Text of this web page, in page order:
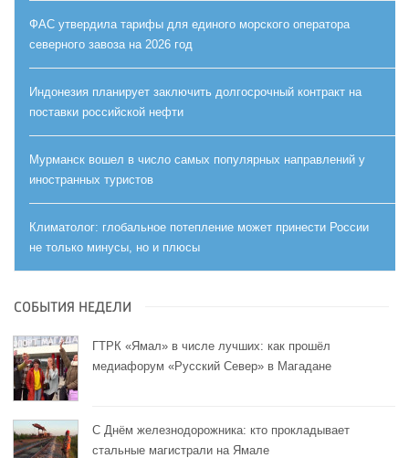
ФАС утвердила тарифы для единого морского оператора
северного завоза на 2026 год
Индонезия планирует заключить долгосрочный контракт на
поставки российской нефти
Мурманск вошел в число самых популярных направлений у
иностранных туристов
Климатолог: глобальное потепление может принести России
не только минусы, но и плюсы
СОБЫТИЯ НЕДЕЛИ
ГТРК «Ямал» в числе лучших: как прошёл
медиафорум «Русский Север» в Магадане
С Днём железнодорожника: кто прокладывает
стальные магистрали на Ямале